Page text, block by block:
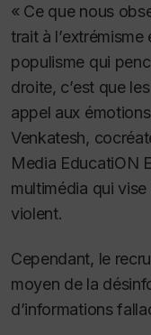
« Ce que nous
trait à l’extrémisme
populisme qui
droite, c’est que
appel aux
Venkatesh,
Media EducatiON
multimédia qui vise
violent.
Cependant, le
moyen de la
d’informations